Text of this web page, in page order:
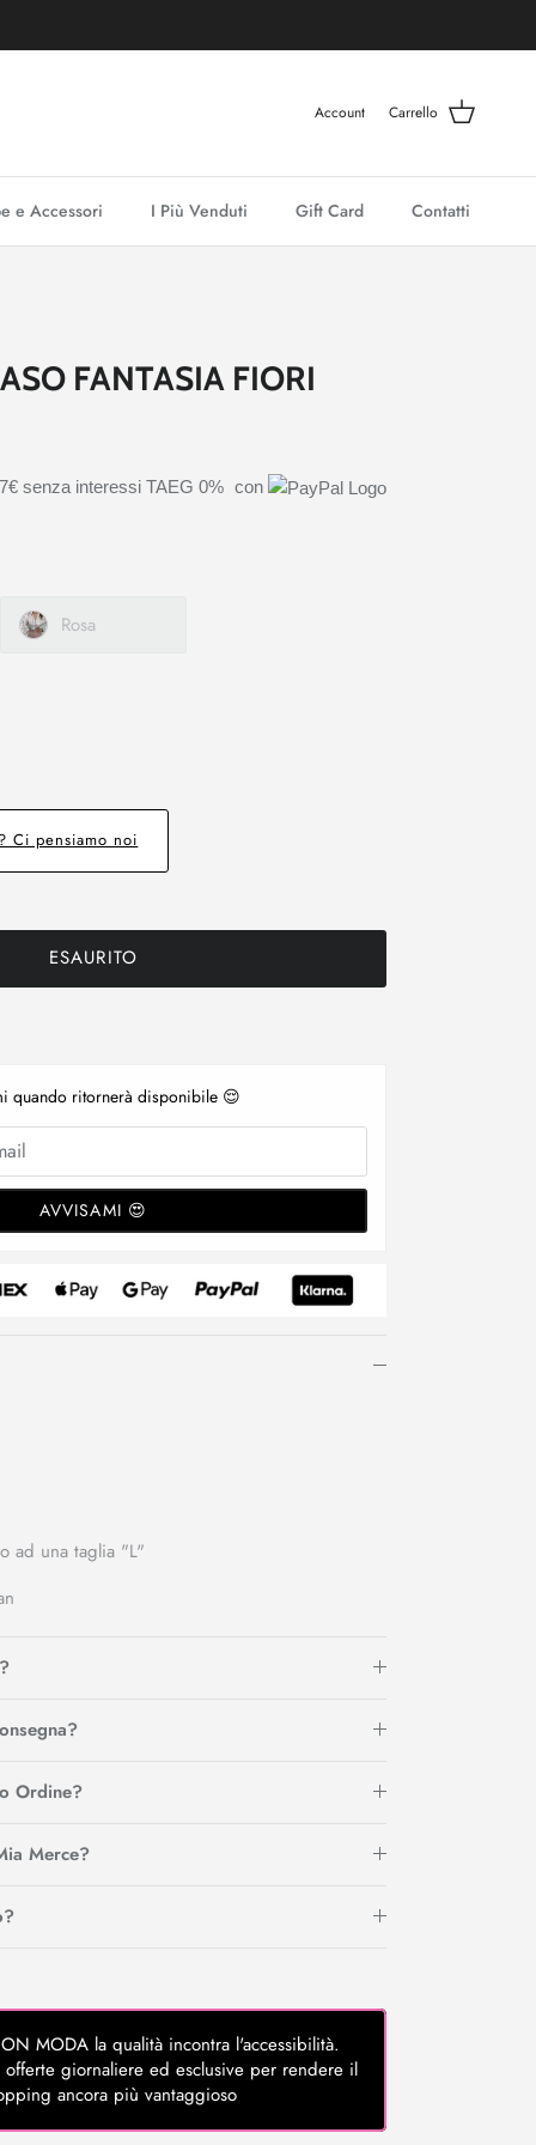
Account Carrello
e Accessori I Più Venduti Gift Card Contatti
FANTASIA FIORI
senza interessi TAEG 0% con
Rosa
Ci pensiamo noi
ESAURITO
quando ritornerà disponibile 😌
AVVISAMI 😍
ad una taglia "L"
Ordine?
Merce?
MODA la qualità incontra l'accessibilità.
giornaliere ed esclusive per rendere il
ancora più vantaggioso